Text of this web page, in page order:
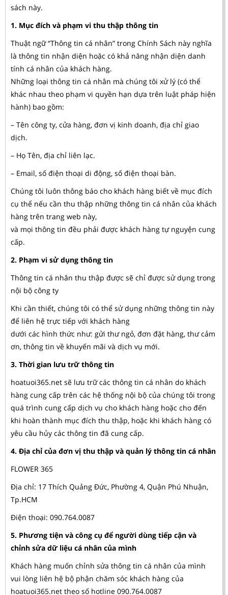
sách này.
1. Mục đích và phạm vi thu thập thông tin
Thuật ngữ “Thông tin cá nhân” trong Chính Sách này nghĩa
là thông tin nhận diện hoặc có khả năng nhận diện danh
tính cá nhân của khách hàng.
Những loại thông tin cá nhân mà chúng tôi xử lý (có thể
khác nhau theo phạm vi quyền hạn dựa trên luật pháp hiện
hành) bao gồm:
– Tên công ty, cửa hàng, đơn vị kinh doanh, địa chỉ giao
dịch.
– Họ Tên, địa chỉ liên lạc.
– Email, số điện thoại di động, số điện thoại bàn.
Chúng tôi luôn thông báo cho khách hàng biết về mục đích
cụ thể nếu cần thu thập những thông tin cá nhân của khách
hàng trên trang web này,
và mọi thông tin đều phải được khách hàng tự nguyện cung
cấp.
2. Phạm vi sử dụng thông tin
Thông tin cá nhân thu thập được sẽ chỉ được sử dụng trong
nội bộ công ty
Khi cần thiết, chúng tôi có thể sử dụng những thông tin này
để liên hệ trực tiếp với khách hàng
dưới các hình thức như: gửi thư ngỏ, đơn đặt hàng, thư cảm
ơn, thông tin về khuyến mãi và dịch vụ mới.
3. Thời gian lưu trữ thông tin
hoatuoi365.net sẽ lưu trữ các thông tin cá nhân do khách
hàng cung cấp trên các hệ thống nội bộ của chúng tôi trong
quá trình cung cấp dịch vụ cho khách hàng hoặc cho đến
khi hoàn thành mục đích thu thập, hoặc khi khách hàng có
yêu cầu hủy các thông tin đã cung cấp.
4. Địa chỉ của đơn vị thu thập và quản lý thông tin cá nhân
FLOWER 365
Địa chỉ: 17 Thích Quảng Đức, Phường 4, Quận Phú Nhuận,
Tp.HCM
Điện thoại: 090.764.0087
5. Phương tiện và công cụ để người dùng tiếp cận và
chỉnh sửa dữ liệu cá nhân của mình
Khách hàng muốn chỉnh sửa thông tin cá nhân của mình
vui lòng liên hệ bộ phận chăm sóc khách hàng của
hoatuoi365.net theo số hotline 090.764.0087